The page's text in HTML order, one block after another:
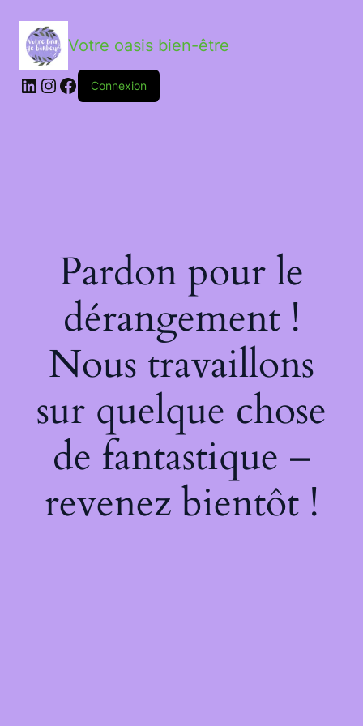
Votre oasis bien-être
LinkedIn
Instagram
Facebook
Connexion
Pardon pour le
dérangement !
Nous travaillons
sur quelque chose
de fantastique –
revenez bientôt !